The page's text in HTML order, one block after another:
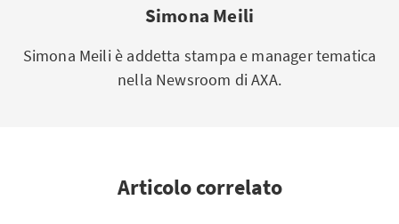
Simona Meili
Simona Meili è addetta stampa e manager tematica
nella Newsroom di AXA.
Articolo correlato